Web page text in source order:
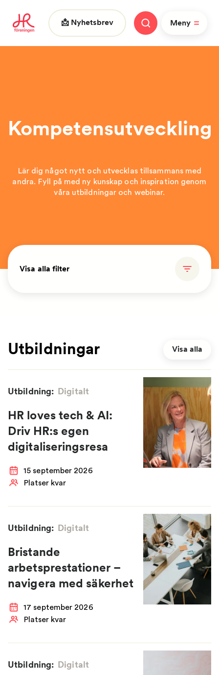
📩 Nyhetsbrev Meny
Nyheter Nätverk
Kompetensutveckling
Lär dig något nytt och utvecklas tillsammans med
andra. Fyll på med ny kunskap och inspiration genom
våra utbildningar och webinar.
Visa alla filter
Utbildningar Visa alla
Utbildning: Digitalt
HR loves tech & AI:
Driv HR:s egen
digitaliseringsresa
15 september 2026
Platser kvar
Utbildning: Digitalt
Bristande
arbetsprestationer –
navigera med säkerhet
17 september 2026
Platser kvar
Utbildning: Digitalt